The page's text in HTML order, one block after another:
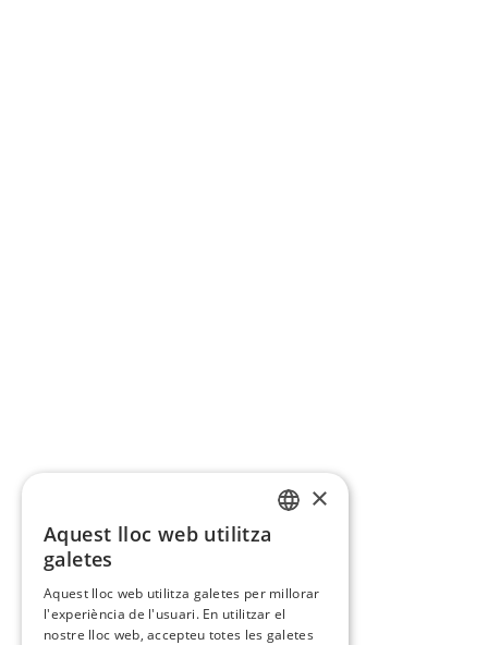
×
Aquest lloc web utilitza
galetes
Aquest lloc web utilitza galetes per millorar
l'experiència de l'usuari. En utilitzar el
nostre lloc web, accepteu totes les galetes